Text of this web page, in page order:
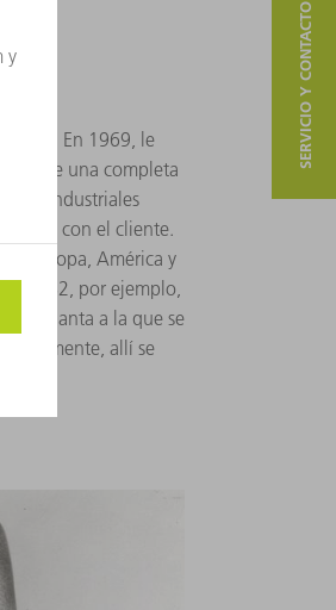
En 1969, le
de una completa
industriales
con el cliente.
Europa, América y
1982, por ejemplo,
una planta a la que se
allí se
SERVICIO Y CONTACTO